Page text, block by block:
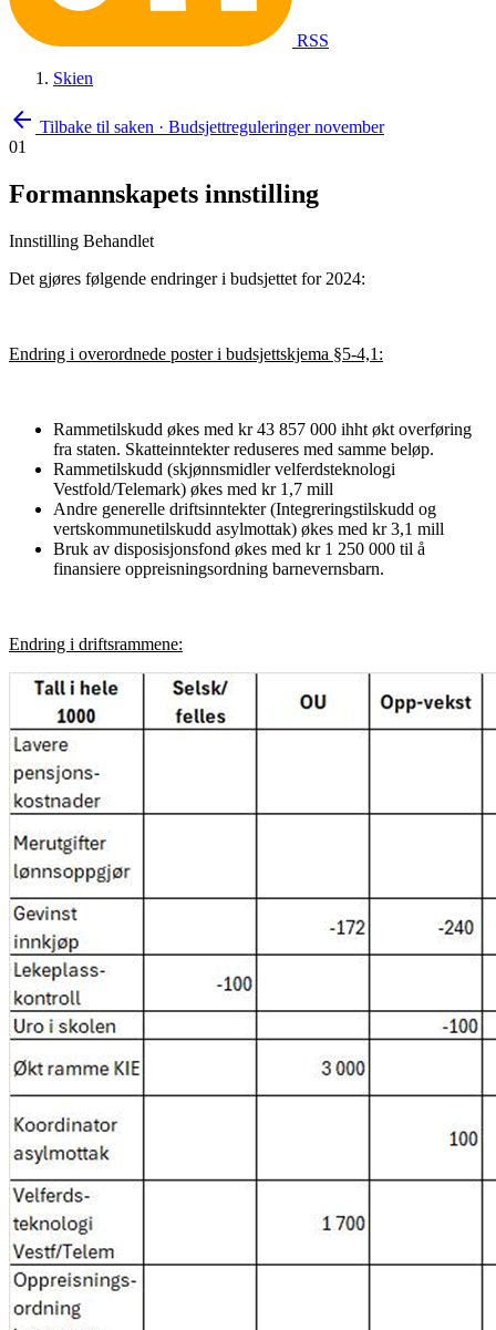
RSS
Skien
arrow_back Tilbake til saken · Budsjettreguleringer november
01
Formannskapets innstilling
Innstilling Behandlet
Det gjøres følgende endringer i budsjettet for 2024:
Endring i overordnede poster i budsjettskjema §5-4,1:
Rammetilskudd økes med kr 43 857 000 ihht økt overføring
fra staten. Skatteinntekter reduseres med samme beløp.
Rammetilskudd (skjønnsmidler velferdsteknologi
Vestfold/Telemark) økes med kr 1,7 mill
Andre generelle driftsinntekter (Integreringstilskudd og
vertskommunetilskudd asylmottak) økes med kr 3,1 mill
Bruk av disposisjonsfond økes med kr 1 250 000 til å
finansiere oppreisningsordning barnevernsbarn.
Endring i driftsrammene: